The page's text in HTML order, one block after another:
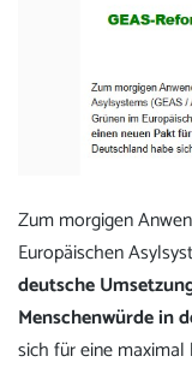
Zum morgigen
Europäischen
deutsche
Menschenwürde in
sich für eine